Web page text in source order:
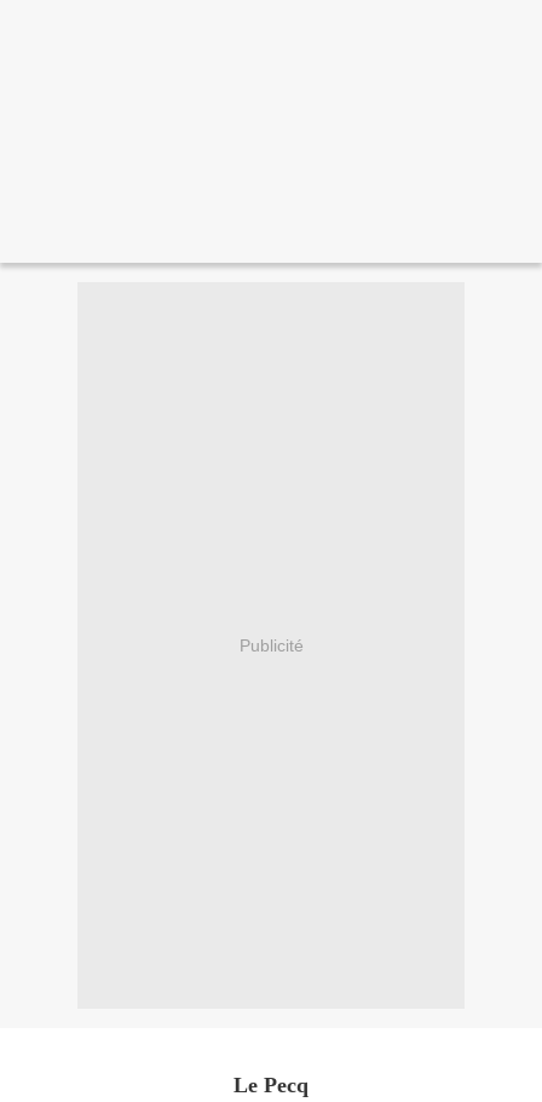
Publicité
Le Pecq